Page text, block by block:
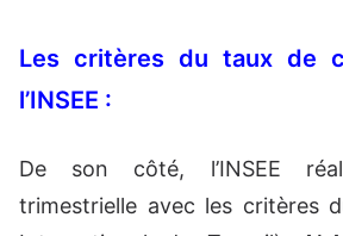
Les critères du taux de
l’INSEE :
De son côté, l’INSEE
trimestrielle avec les critères